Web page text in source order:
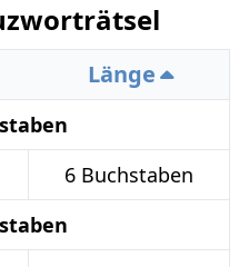
Länge
6 Buchstaben